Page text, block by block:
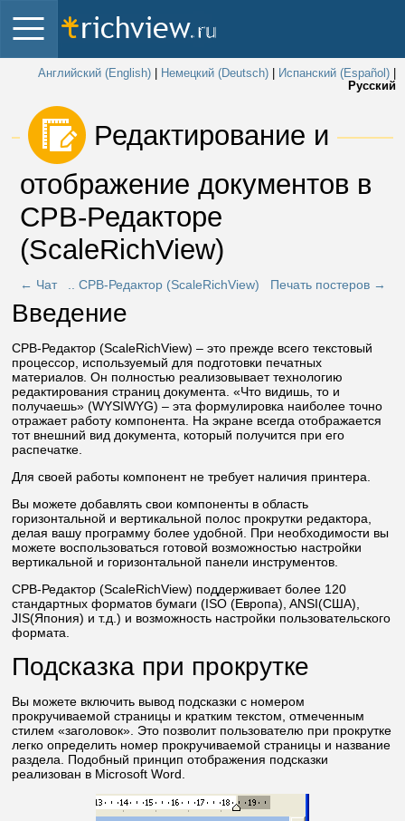
Английский (English) Немецкий (Deutsch) Испанский (Español)
Русский
Редактирование и
отображение документов в
СРВ-Редакторе
(ScaleRichView)
← Чат .. СРВ-Редактор (ScaleRichView) Печать постеров →
Введение
СРВ-Редактор (ScaleRichView) – это прежде всего текстовый
процессор, используемый для подготовки печатных
материалов. Он полностью реализовывает технологию
редактирования страниц документа. «Что видишь, то и
получаешь» (WYSIWYG) – эта формулировка наиболее точно
отражает работу компонента. На экране всегда отображается
тот внешний вид документа, который получится при его
распечатке.
Для своей работы компонент не требует наличия принтера.
Вы можете добавлять свои компоненты в область
горизонтальной и вертикальной полос прокрутки редактора,
делая вашу программу более удобной. При необходимости вы
можете воспользоваться готовой возможностью настройки
вертикальной и горизонтальной панели инструментов.
СРВ-Редактор (ScaleRichView) поддерживает более 120
стандартных форматов бумаги (ISO (Европа), ANSI(США),
JIS(Япония) и т.д.) и возможность настройки пользовательского
формата.
Подсказка при прокрутке
Вы можете включить вывод подсказки с номером
прокручиваемой страницы и кратким текстом, отмеченным
стилем «заголовок». Это позволит пользователю при прокрутке
легко определить номер прокручиваемой страницы и название
раздела. Подобный принцип отображения подсказки
реализован в Microsoft Word.